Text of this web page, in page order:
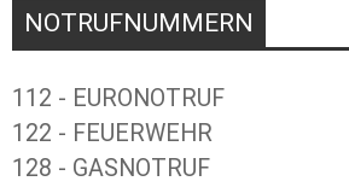
NOTRUFNUMMERN
112 - EURONOTRUF
122 - FEUERWEHR
128 - GASNOTRUF